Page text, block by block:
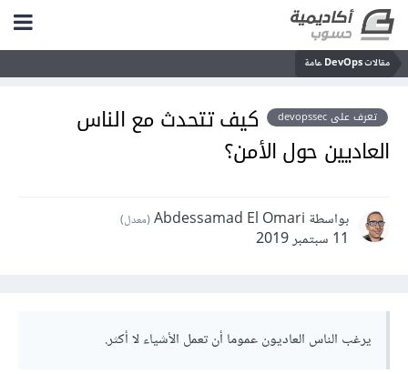
مقالات DevOps عامة
تعرف على devopssec
كيف تتحدث مع الناس
العاديين حول الأمن؟
بواسطة Abdessamad El Omari (معدل)
11 سبتمبر 2019
يرغب الناس العاديون عموما أن تعمل الأشياء لا أكثر.